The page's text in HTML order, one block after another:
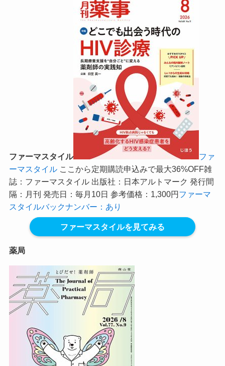
ファーマスタイル
ファ
ーマスタイル ここから定期購読申込みで最大36%OFF雑
誌：ファーマスタイル 出版社：日本アルトマーク 発行間
隔：月刊 発売日：毎月10日 参考価格：1,300円ファーマ
スタイルバックナンバー：あり
ファーマスタイルを見てみる
薬局